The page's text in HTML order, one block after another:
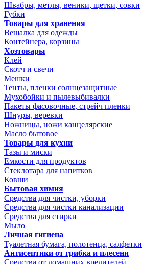
Швабры, метлы, веники, щетки, совки
Губки
Товары для хранения
Вешалка для одежды
Контейнера, корзины
Хозтовары
Клей
Скотч и свечи
Мешки
Тенты, пленки солнцезащитные
Мухобойки и пылевыбивалки
Пакеты фасовочные, стрейч пленки
Шнуры, веревки
Ножницы, ножи канцелярские
Масло бытовое
Товары для кухни
Тазы и миски
Емкости для продуктов
Стеклотара для напитков
Ковши
Бытовая химия
Средства для чистки, уборки
Средства для чистки канализации
Средства для стирки
Мыло
Личная гигиена
Туалетная бумага, полотенца, салфетки
Антисептики от грибка и плесени
Средства от домашних вредителей